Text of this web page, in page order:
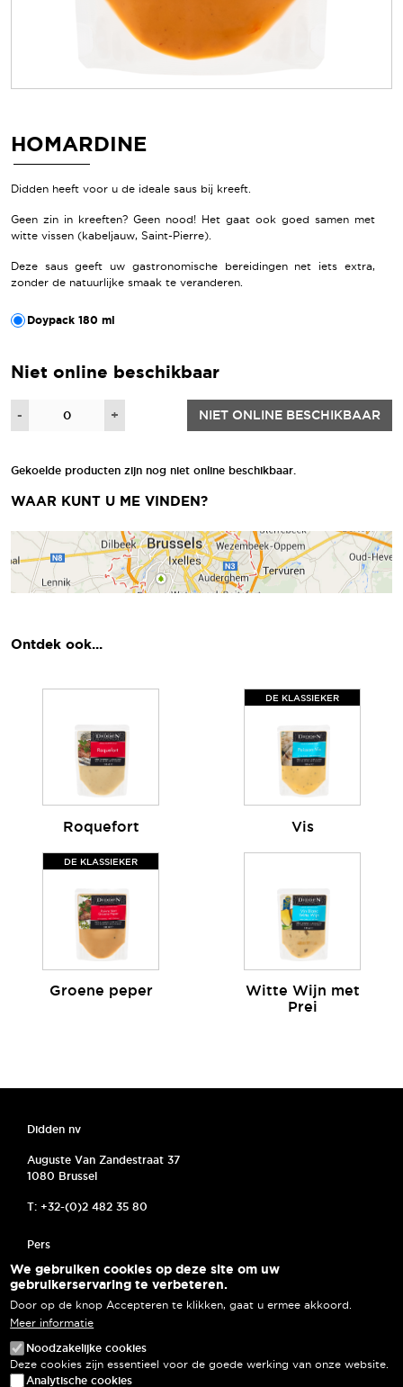
HOMARDINE
Didden heeft voor u de ideale saus bij kreeft.
Geen zin in kreeften? Geen nood! Het gaat ook goed samen met
witte vissen (kabeljauw, Saint-Pierre).
Deze saus geeft uw gastronomische bereidingen net iets extra,
zonder de natuurlijke smaak te veranderen.
Doypack 180 ml
- +
Niet online beschikbaar
NIET ONLINE BESCHIKBAAR
Gekoelde producten zijn nog niet online beschikbaar.
WAAR KUNT U ME VINDEN?
Ontdek ook...
Roquefort
DE KLASSIEKER
Vis
DE KLASSIEKER
Groene peper
Witte Wijn met
Prei
Didden nv
Auguste Van Zandestraat 37
1080 Brussel
T: +32-(0)2 482 35 80
MENU PIED DE PAGE
Pers
Algemene voorwaarden
Cookies
Veelgestelde vragen
We gebruiken cookies op deze site om uw
gebruikerservaring te verbeteren.
Door op de knop Accepteren te klikken, gaat u ermee akkoord.
Meer informatie
Noodzakelijke cookies
Deze cookies zijn essentieel voor de goede werking van onze website.
Analytische cookies